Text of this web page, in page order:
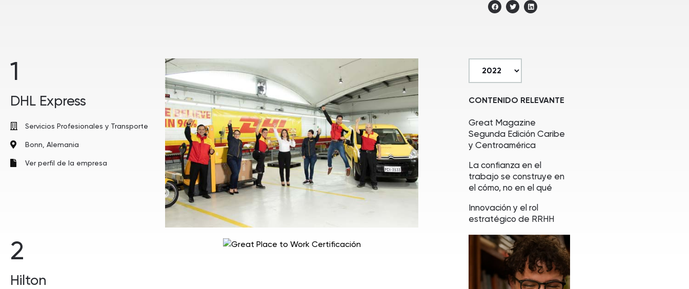
1
DHL Express
Servicios Profesionales y Transporte
Bonn, Alemania
Ver perfil de la empresa
2
Hilton
CONTENIDO RELEVANTE
Great Magazine
Segunda Edición Caribe
y Centroamérica
La confianza en el
trabajo se construye en
el cómo, no en el qué
Innovación y el rol
estratégico de RRHH